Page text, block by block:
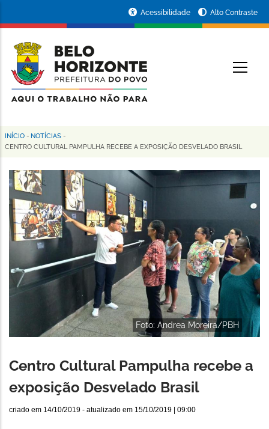
conteúdo
principal
da
Prefeitura
de
Horizonte
Acessibilidade Alto Contraste
Trilha
navegação
INÍCIO - NOTÍCIAS -
CENTRO CULTURAL PAMPULHA RECEBE A EXPOSIÇÃO DESVELADO BRASIL
Foto: Andrea Moreira/PBH
Centro Cultural Pampulha recebe a
exposição Desvelado Brasil
criado em 14/10/2019 - atualizado em 15/10/2019 | 09:00